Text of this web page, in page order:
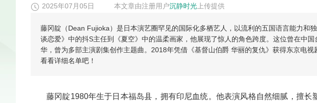
2025年07月05日 本文章由注册用户沉静时光上传提供
藤冈靛（Dean Fujioka）是日本演艺圈罕见的国际化多栖艺人，以流利的五国语言能力和
谈恋爱》中的抖S主任到《夏空》中的温柔画家，他展现了惊人的角色跨度。这位曾在中
华，曾为多部主演剧集创作主题曲。2018年凭借《基督山伯爵 华丽的复仇》获得东京电
看看详细名单吧！
藤冈靛1980年生于日本福岛县，拥有印尼血统。他表演风格自然细腻，擅